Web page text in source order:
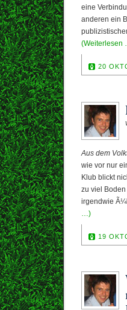
eine
anderen ein
(Weiterlesen
20
Aus dem
wie vor nur
Klub blickt
zu viel
irgendwie
…)
19